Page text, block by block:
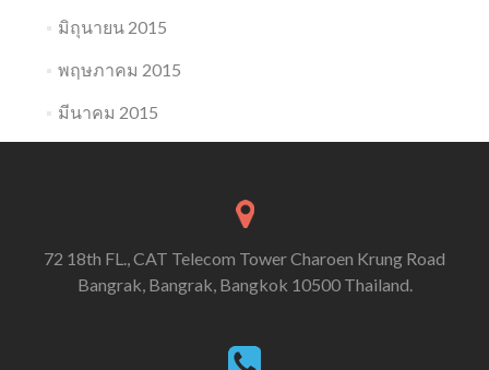
มิถุนายน 2015
พฤษภาคม 2015
มีนาคม 2015
72 18th FL., CAT Telecom Tower Charoen Krung Road
Bangrak, Bangrak, Bangkok 10500 Thailand.